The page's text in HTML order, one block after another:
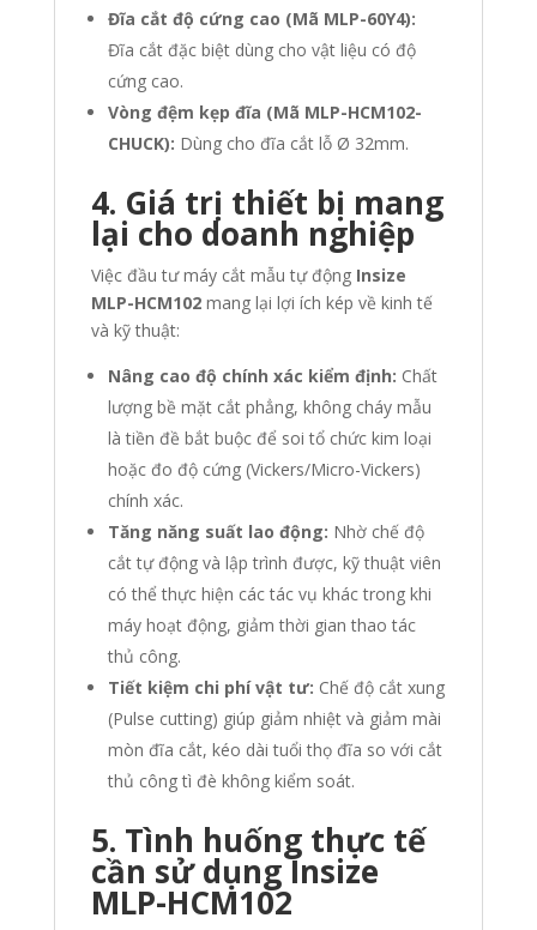
Đĩa cắt độ cứng cao (Mã MLP-60Y4):
Đĩa cắt đặc biệt dùng cho vật liệu có độ
cứng cao.
Vòng đệm kẹp đĩa (Mã MLP-HCM102-
CHUCK): Dùng cho đĩa cắt lỗ Ø 32mm.
4. Giá trị thiết bị mang
lại cho doanh nghiệp
Việc đầu tư máy cắt mẫu tự động Insize
MLP-HCM102mang lại lợi ích kép về kinh tế
và kỹ thuật:
Nâng cao độ chính xác kiểm định: Chất
lượng bề mặt cắt phẳng, không cháy mẫu
là tiền đề bắt buộc để soi tổ chức kim loại
hoặc đo độ cứng (Vickers/Micro-Vickers)
chính xác.
Tăng năng suất lao động: Nhờ chế độ
cắt tự động và lập trình được, kỹ thuật viên
có thể thực hiện các tác vụ khác trong khi
máy hoạt động, giảm thời gian thao tác
thủ công.
Tiết kiệm chi phí vật tư: Chế độ cắt xung
(Pulse cutting) giúp giảm nhiệt và giảm mài
mòn đĩa cắt, kéo dài tuổi thọ đĩa so với cắt
thủ công tì đè không kiểm soát.
5. Tình huống thực tế
cần sử dụngInsize
MLP-HCM102